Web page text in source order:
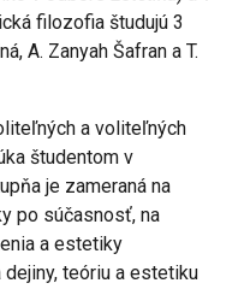
filozofia študujú 3
A. Zanyah Šafran a T.
a voliteľných
študentom v
je zameraná na
po súčasnosť, na
a estetiky
teóriu a estetiku